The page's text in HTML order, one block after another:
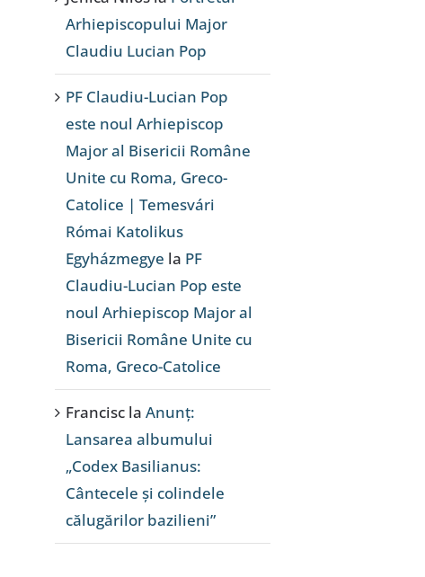
Arhiepiscopului Major
Claudiu Lucian Pop
PF Claudiu-Lucian Pop
este noul Arhiepiscop
Major al Bisericii Române
Unite cu Roma, Greco-
Catolice | Temesvári
Római Katolikus
Egyházmegye la PF
Claudiu-Lucian Pop este
noul Arhiepiscop Major al
Bisericii Române Unite cu
Roma, Greco-Catolice
Francisc la Anunț:
Lansarea albumului
„Codex Basilianus:
Cântecele și colindele
călugărilor bazilieni”